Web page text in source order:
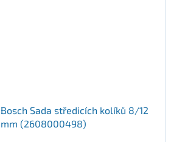
Bosch Sada středicích kolíků 8/12
mm (2608000498)